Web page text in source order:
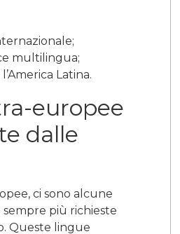
multilingua;
Latina.
europee
dalle
ci sono alcune
più richieste
Queste lingue